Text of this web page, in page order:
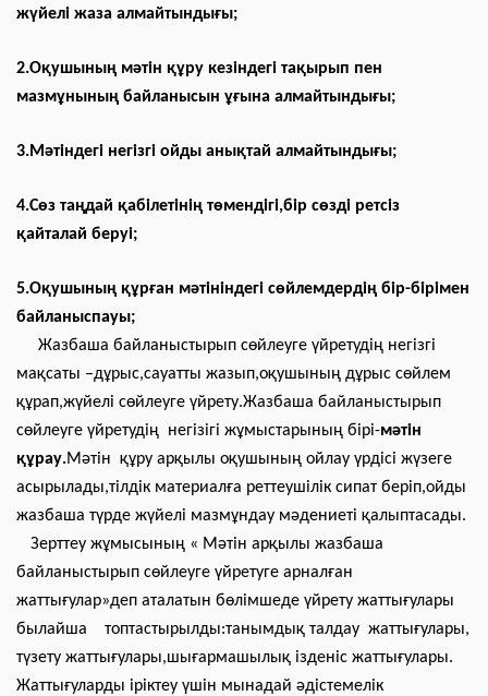
жүйелі жаза алмайтындығы;
2.Оқушының мәтін құру кезіндегі тақырып пен
мазмұнының байланысын ұғына алмайтындығы;
3.Мәтіндегі негізгі ойды анықтай алмайтындығы;
4.Сөз таңдай қабілетінің төмендігі,бір сөзді ретсіз
қайталай беруі;
5.Оқушының құрған мәтініндегі сөйлемдердің бір-бірімен
байланыспауы;
Жазбаша байланыстырып сөйлеуге үйретудің негізгі
мақсаты –дұрыс,сауатты жазып,оқушының дұрыс сөйлем
құрап,жүйелі сөйлеуге үйрету.Жазбаша байланыстырып
сөйлеуге үйретудің негізігі жұмыстарының бірі-мәтін
құрау.Мәтін құру арқылы оқушының ойлау үрдісі жүзеге
асырылады,тілдік материалға реттеушілік сипат беріп,ойды
жазбаша түрде жүйелі мазмұндау мәдениеті қалыптасады.
Зерттеу жұмысының « Мәтін арқылы жазбаша
байланыстырып сөйлеуге үйретуге арналған
жаттығулар»деп аталатын бөлімшеде үйрету жаттығулары
былайша топтастырылды:танымдық талдау жаттығулары,
түзету жаттығулары,шығармашылық ізденіс жаттығулары.
Жаттығуларды іріктеу үшін мынадай әдістемелік